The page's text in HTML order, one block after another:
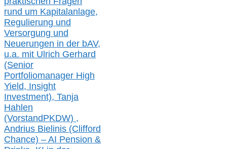
rund um Kapitalanlage,
Regulierung und
Versorgung und
Neuerungen in der bAV,
u.a. mit Ulrich Gerhard
(Senior
Portfoliomanager High
Yield, Insight
Investment), Tanja
Hahlen
(VorstandPKDW) ,
Andrius Bielinis (Clifford
Chance) – AI Pension &